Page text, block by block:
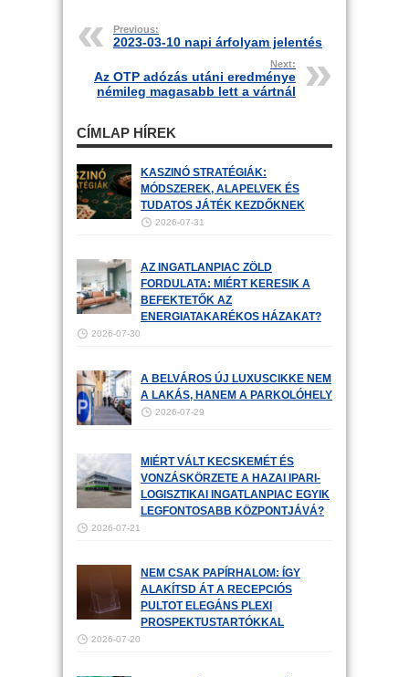
Previous:
2023-03-10 napi árfolyam jelentés
Next:
Az OTP adózás utáni eredménye
némileg magasabb lett a vártnál
CÍMLAP HÍREK
KASZINÓ STRATÉGIÁK:
MÓDSZEREK, ALAPELVEK ÉS
TUDATOS JÁTÉK KEZDŐKNEK
2026-07-31
AZ INGATLANPIAC ZÖLD
FORDULATA: MIÉRT KERESIK A
BEFEKTETŐK AZ
ENERGIATAKARÉKOS HÁZAKAT?
2026-07-30
A BELVÁROS ÚJ LUXUSCIKKE NEM
A LAKÁS, HANEM A PARKOLÓHELY
2026-07-29
MIÉRT VÁLT KECSKEMÉT ÉS
VONZÁSKÖRZETE A HAZAI IPARI-
LOGISZTIKAI INGATLANPIAC EGYIK
LEGFONTOSABB KÖZPONTJÁVÁ?
2026-07-21
NEM CSAK PAPÍRHALOM: ÍGY
ALAKÍTSD ÁT A RECEPCIÓS
PULTOT ELEGÁNS PLEXI
PROSPEKTUSTARTÓKKAL
2026-07-20